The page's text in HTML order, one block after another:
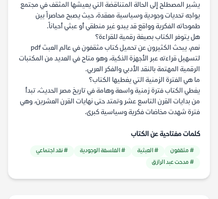
يشير المصطلح إلى الحالة المتناقضة التي يعيشها المثقف في مجتمع
يواجه تحديات وجودية وسياسية معقدة، حيث يصبح محاصراً بين
طموحاته الفكرية وواقع قد يبدو غير منطقي أو عبثي أحياناً.
هل يتوفر الكتاب بصيغة رقمية للقراءة؟
نعم، يبحث الكثيرون عن تحميل كتاب مثقفون في عالم العبث pdf
لتسهيل قراءته عبر الأجهزة الذكية، وهو متاح في العديد من المكتبات
الرقمية المهتمة بالنقد الأدبي والفكر العربي.
ما هي الفترة الزمنية التي يغطيها الكتاب؟
يغطي الكتاب فترة زمنية واسعة وهامة في تاريخ مصر الحديث، تبدأ
من بدايات القرن التاسع عشر وتمتد حتى نهايات القرن العشرين، وهي
فترة شهدت مخاضات فكرية وسياسية كبرى.
كلمات مفتاحية عن الكتاب
# مثقفون # العبثية # الفلسفة الوجودية
# نقد اجتماعي
# مدحت عبد الرازق